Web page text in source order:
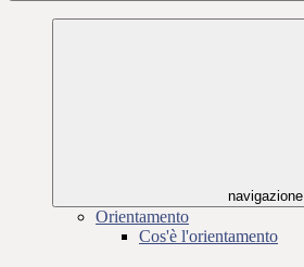
navigazione
Orientamento
Cos'è l'orientamento